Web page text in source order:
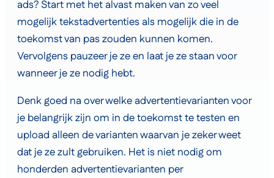
ads? Start met het alvast maken van zo veel
mogelijk tekstadvertenties als mogelijk die in de
toekomst van pas zouden kunnen komen.
Vervolgens pauzeer je ze en laat je ze staan voor
wanneer je ze nodig hebt.
Denk goed na over welke advertentievarianten voor
je belangrijk zijn om in de toekomst te testen en
upload alleen de varianten waarvan je zeker weet
dat je ze zult gebruiken. Het is niet nodig om
honderden advertentievarianten per